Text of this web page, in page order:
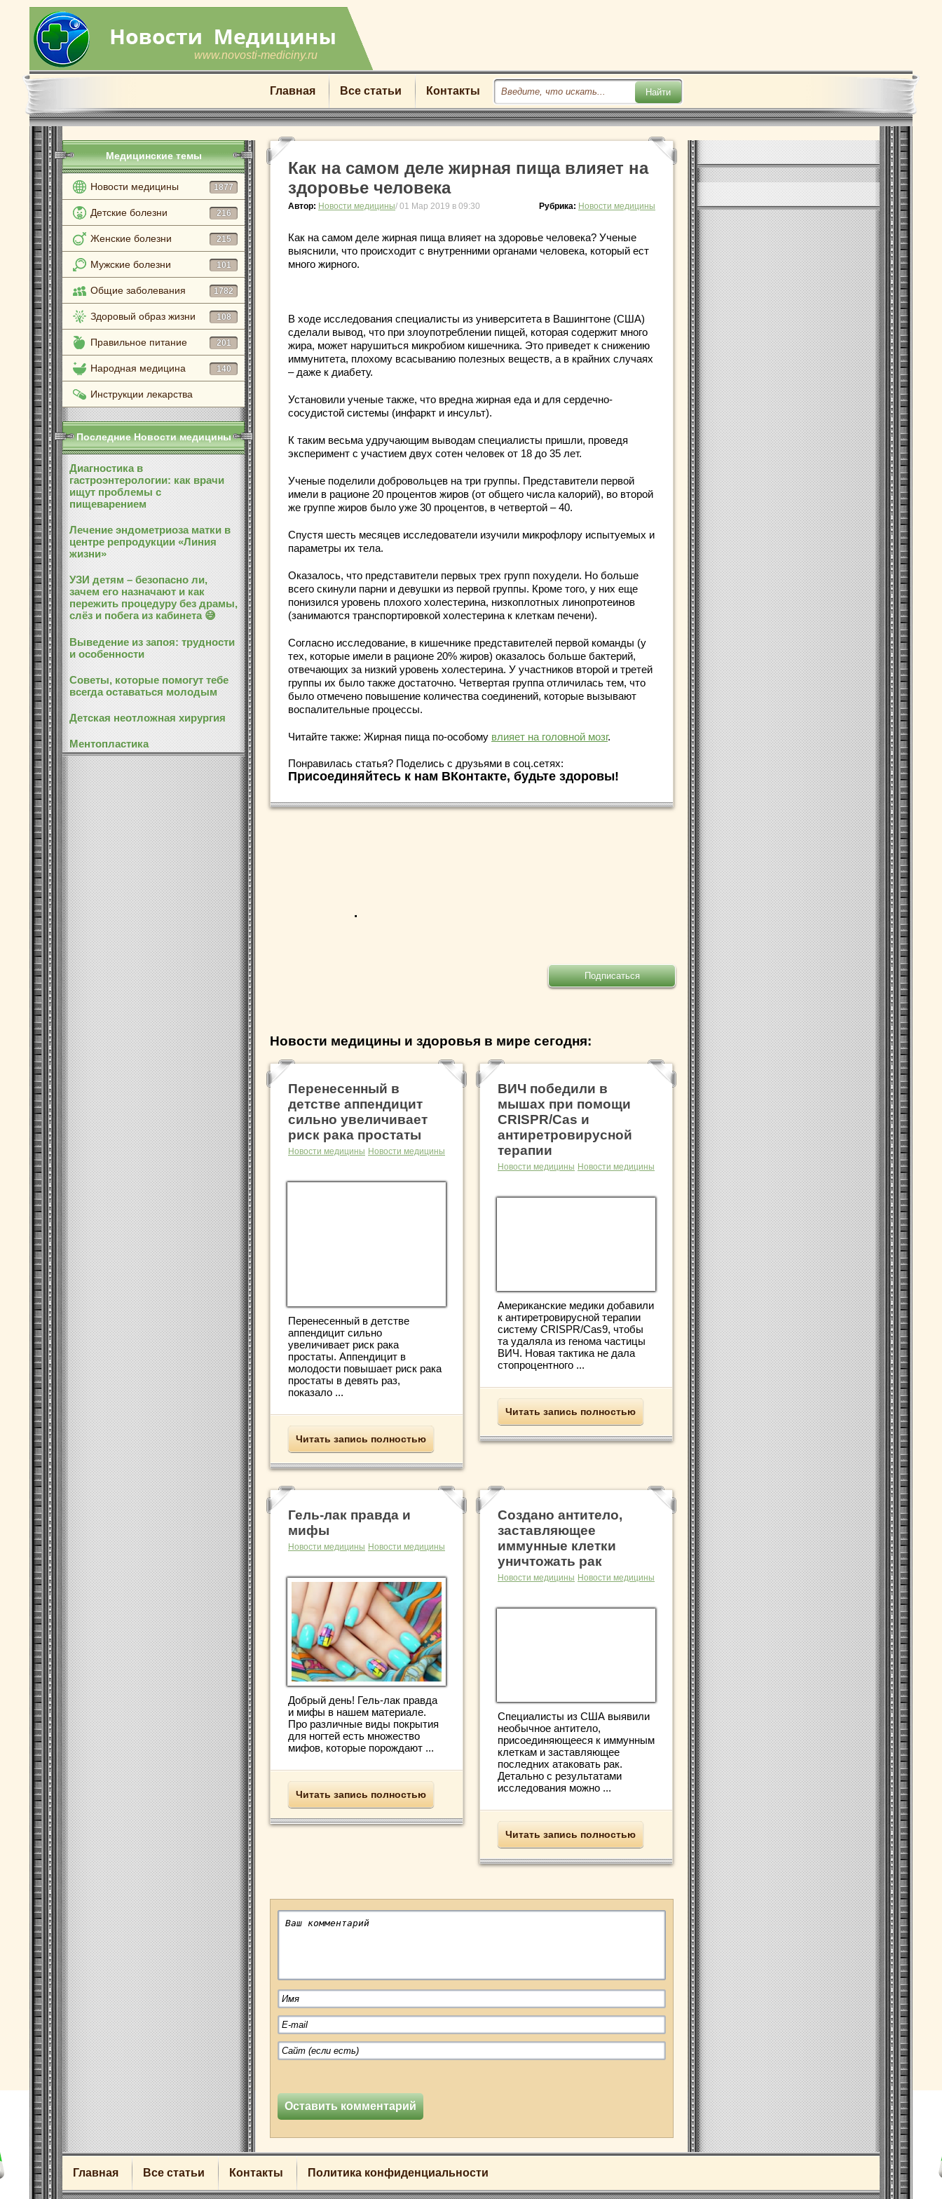
www.novosti-mediciny.ru
Главная Все статьи Контакты
Медицинские темы
Новости медицины 1877
Детские болезни 216
Женские болезни 215
Мужские болезни 101
Общие заболевания 1782
Здоровый образ жизни 108
Правильное питание 201
Народная медицина 140
Инструкции лекарства
Последние Новости медицины
Диагностика в
гастроэнтерологии: как врачи
ищут проблемы с
пищеварением
Лечение эндометриоза матки в
центре репродукции «Линия
жизни»
УЗИ детям – безопасно ли,
зачем его назначают и как
пережить процедуру без драмы,
слёз и побега из кабинета 😅
Выведение из запоя: трудности
и особенности
Советы, которые помогут тебе
всегда оставаться молодым
Детская неотложная хирургия
Ментопластика
Как на самом деле жирная пища влияет на
здоровье человека
Автор: Новости медицины/ 01 Мар 2019 в 09:30 Рубрика: Новости медицины
Как на самом деле жирная пища влияет на здоровье человека? Ученые
выяснили, что происходит с внутренними органами человека, который ест
много жирного.
В ходе исследования специалисты из университета в Вашингтоне (США)
сделали вывод, что при злоупотреблении пищей, которая содержит много
жира, может нарушиться микробиом кишечника. Это приведет к снижению
иммунитета, плохому всасыванию полезных веществ, а в крайних случаях
– даже к диабету.
Установили ученые также, что вредна жирная еда и для сердечно-
сосудистой системы (инфаркт и инсульт).
К таким весьма удручающим выводам специалисты пришли, проведя
эксперимент с участием двух сотен человек от 18 до 35 лет.
Ученые поделили добровольцев на три группы. Представители первой
имели в рационе 20 процентов жиров (от общего числа калорий), во второй
же группе жиров было уже 30 процентов, в четвертой – 40.
Спустя шесть месяцев исследователи изучили микрофлору испытуемых и
параметры их тела.
Оказалось, что представители первых трех групп похудели. Но больше
всего скинули парни и девушки из первой группы. Кроме того, у них еще
понизился уровень плохого холестерина, низкоплотных линопротеинов
(занимаются транспортировкой холестерина к клеткам печени).
Согласно исследование, в кишечнике представителей первой команды (у
тех, которые имели в рационе 20% жиров) оказалось больше бактерий,
отвечающих за низкий уровень холестерина. У участников второй и третей
группы их было также достаточно. Четвертая группа отличилась тем, что
было отмечено повышение количества соединений, которые вызывают
воспалительные процессы.
Читайте также: Жирная пища по-особому влияет на головной мозг.
Понравилась статья? Поделись с друзьями в соц.сетях:
Присоединяйтесь к нам ВКонтакте, будьте здоровы!
.
Новости медицины и здоровья в мире сегодня:
Перенесенный в
детстве аппендицит
сильно увеличивает
риск рака простаты
Новости медицины Новости медицины
Перенесенный в детстве
аппендицит сильно
увеличивает риск рака
простаты. Аппендицит в
молодости повышает риск рака
простаты в девять раз,
показало ...
Читать запись полностью
ВИЧ победили в
мышах при помощи
CRISPR/Cas и
антиретровирусной
терапии
Новости медицины Новости медицины
Американские медики добавили
к антиретровирусной терапии
систему CRISPR/Cas9, чтобы
та удаляла из генома частицы
ВИЧ. Новая тактика не дала
стопроцентного ...
Читать запись полностью
Гель-лак правда и
мифы
Новости медицины Новости медицины
Добрый день! Гель-лак правда
и мифы в нашем материале.
Про различные виды покрытия
для ногтей есть множество
мифов, которые порождают ...
Читать запись полностью
Создано антитело,
заставляющее
иммунные клетки
уничтожать рак
Новости медицины Новости медицины
Специалисты из США выявили
необычное антитело,
присоединяющееся к иммунным
клеткам и заставляющее
последних атаковать рак.
Детально с результатами
исследования можно ...
Читать запись полностью
Главная Все статьи Контакты Политика конфиденциальности